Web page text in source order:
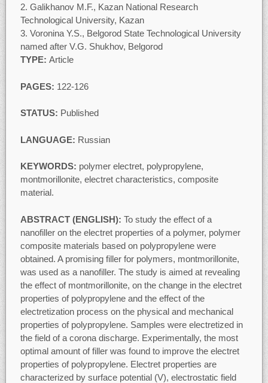
Galikhanov M.F., Kazan National Research
Technological University, Kazan
Voronina Y.S., Belgorod State Technological University
named after V.G. Shukhov, Belgorod
TYPE: Article
PAGES: 122-126
STATUS: Published
LANGUAGE: Russian
KEYWORDS: polymer electret, polypropylene,
montmorillonite, electret characteristics, composite
material.
ABSTRACT (ENGLISH): To study the effect of a
nanofiller on the electret properties of a polymer, polymer
composite materials based on polypropylene were
obtained. A promising filler for polymers, montmorillonite,
was used as a nanofiller. The study is aimed at revealing
the effect of montmorillonite, on the change in the electret
properties of polypropylene and the effect of the
electretization process on the physical and mechanical
properties of polypropylene. Samples were electretized in
the field of a corona discharge. Experimentally, the most
optimal amount of filler was found to improve the electret
properties of polypropylene. Electret properties are
characterized by surface potential (V), electrostatic field